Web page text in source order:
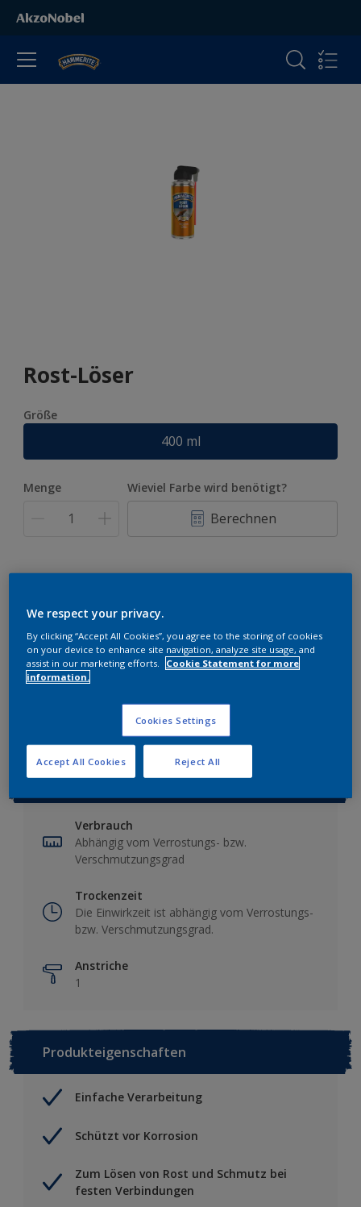
Rost-Löser
Größe
400 ml
Menge Wieviel Farbe wird benötigt?
Berechnen
Zur Einkaufsliste hinzufügen
Produktinfos
Verbrauch
Abhängig vom Verrostungs- bzw.
Verschmutzungsgrad
Trockenzeit
Die Einwirkzeit ist abhängig vom Verrostungs-
bzw. Verschmutzungsgrad.
Anstriche
1
Produkteigenschaften
Einfache Verarbeitung
Schützt vor Korrosion
Zum Lösen von Rost und Schmutz bei
festen Verbindungen
We respect your privacy.
By clicking “Accept All Cookies”, you agree to the storing of cookies
on your device to enhance site navigation, analyze site usage, and
assist in our marketing efforts.
Cookie Statement for more
information.
Cookies Settings
Reject All
Accept All Cookies